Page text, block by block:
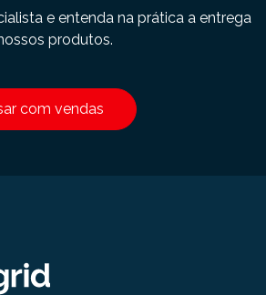
e entenda na prática a entrega
produtos.
com vendas